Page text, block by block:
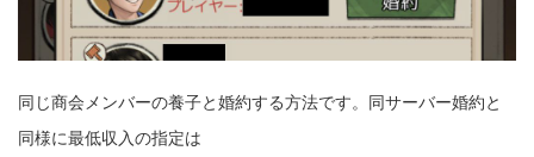
同じ商会メンバーの養子と婚約する方法です。同サーバー婚約と
同様に最低収入の指定は